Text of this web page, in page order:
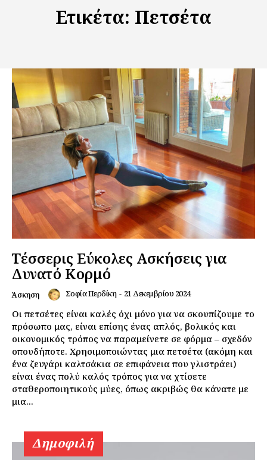
Ετικέτα: Πετσέτα
Τέσσερις Εύκολες Ασκήσεις για
Δυνατό Κορμό
Άσκηση Σοφία Περδίκη - 21 Δεκεμβρίου 2024
Οι πετσέτες είναι καλές όχι μόνο για να σκουπίζουμε το
πρόσωπο μας, είναι επίσης ένας απλός, βολικός και
οικονομικός τρόπος να παραμείνετε σε φόρμα – σχεδόν
οπουδήποτε. Χρησιμοποιώντας μια πετσέτα (ακόμη και
ένα ζευγάρι καλτσάκια σε επιφάνεια που γλιστράει)
είναι ένας πολύ καλός τρόπος για να χτίσετε
σταθεροποιητικούς μύες, όπως ακριβώς θα κάνατε με
μια...
Δημοφιλή